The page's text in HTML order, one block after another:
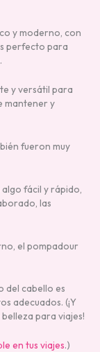
y moderno, con
perfecto para
y versátil para
mantener y
fueron muy
algo fácil y rápido,
las
el pompadour
del cabello es
adecuados. (¡Y
para viajes!
en tus viajes.)